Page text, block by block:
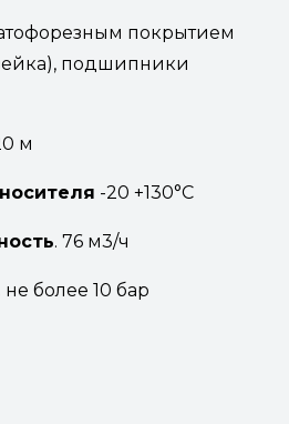
покрытием
подшипники
м
-20 +130°С
. 76 м3/ч
не более 10 бар